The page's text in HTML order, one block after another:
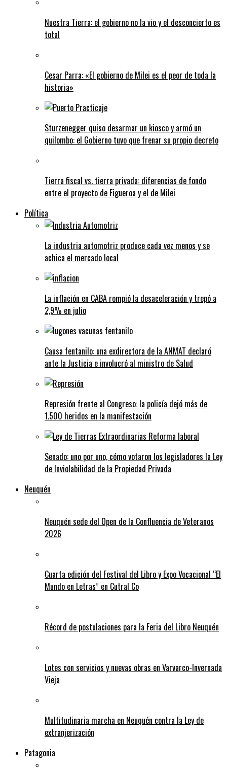
Nuestra Tierra: el gobierno no la vio y el desconcierto es
total
Cesar Parra: «El gobierno de Milei es el peor de toda la
historia»
Sturzenegger quiso desarmar un kiosco y armó un
quilombo: el Gobierno tuvo que frenar su propio decreto
Tierra fiscal vs. tierra privada: diferencias de fondo
entre el proyecto de Figueroa y el de Milei
Política
La industria automotriz produce cada vez menos y se
achica el mercado local
La inflación en CABA rompió la desaceleración y trepó a
2,9% en julio
Causa fentanilo: una exdirectora de la ANMAT declaró
ante la Justicia e involucró al ministro de Salud
Represión frente al Congreso: la policía dejó más de
1.500 heridos en la manifestación
Senado: uno por uno, cómo votaron los legisladores la Ley
de Inviolabilidad de la Propiedad Privada
Neuquén
Neuquén sede del Open de la Confluencia de Veteranos
2026
Cuarta edición del Festival del Libro y Expo Vocacional “El
Mundo en Letras” en Cutral Co
Récord de postulaciones para la Feria del Libro Neuquén
Lotes con servicios y nuevas obras en Varvarco-Invernada
Vieja
Multitudinaria marcha en Neuquén contra la Ley de
extranjerización
Patagonia